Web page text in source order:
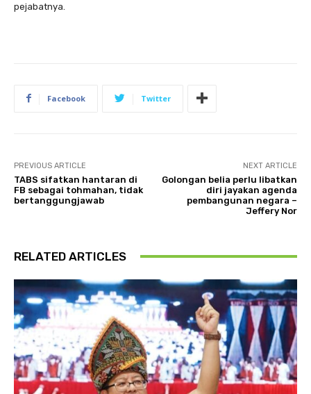
pejabatnya.
Facebook Twitter
PREVIOUS ARTICLE
TABS sifatkan hantaran di
FB sebagai tohmahan, tidak
bertanggungjawab
NEXT ARTICLE
Golongan belia perlu libatkan
diri jayakan agenda
pembangunan negara –
Jeffery Nor
RELATED ARTICLES